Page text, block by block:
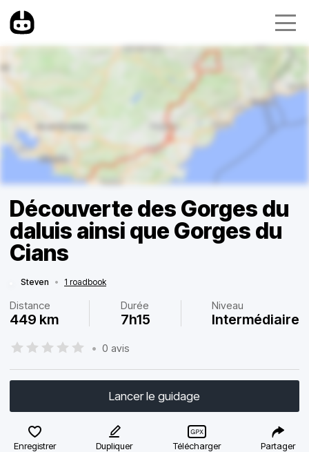
Découverte des Gorges du
daluis ainsi que Gorges du
Cians
Steven • 1 roadbook
Distance
449 km
Durée
7h15
Niveau
Intermédiaire
• 0 avis
Lancer le guidage
Enregistrer Dupliquer Télécharger Partager